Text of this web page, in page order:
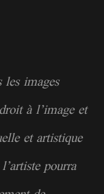
images
à l’image et
et artistique
pourra